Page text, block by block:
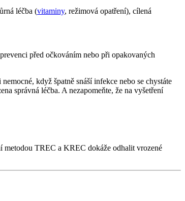
léčba (vitaminy, režimová opatření), cílená
před očkováním nebo při opakovaných
když špatně snáší infekce nebo se chystáte
správná léčba. A nezapomeňte, že na vyšetření
metodou TREC a KREC dokáže odhalit vrozené